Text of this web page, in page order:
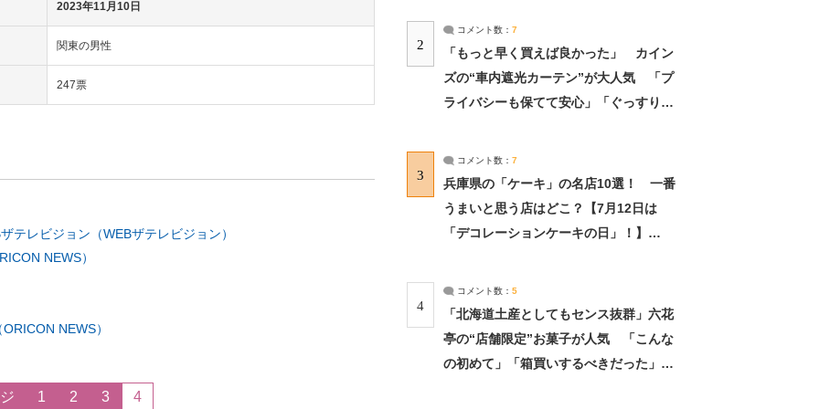
2023年11月10日
関東の男性
247票
テレビジョン（WEBザテレビジョン）
NEWS）
NEWS）
1 2 3 4
2
コメント数： 7
「もっと早く買えば良かった」 カイン
ズの“車内遮光カーテン”が大人気 「プ
ライバシーも保てて安心」「ぐっすり眠
3
コメント数： 7
兵庫県の「ケーキ」の名店10選！ 一番
うまいと思う店はどこ？【7月12日は
「デコレーションケーキの日」！】
4
コメント数： 5
「北海道土産としてもセンス抜群」六花
亭の“店舗限定”お菓子が人気 「こんな
の初めて」「箱買いするべきだった」